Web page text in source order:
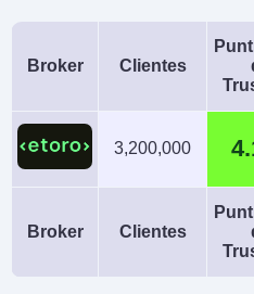
Broker Clientes
3,200,000
Broker Clientes